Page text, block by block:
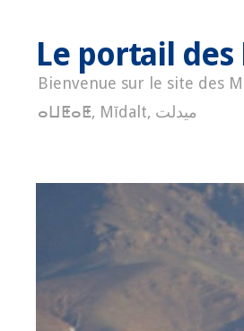
Le portail
Bienvenue sur le site des
ⴰⵡⵟⴰⵟ, Mīdalt, ميدلت